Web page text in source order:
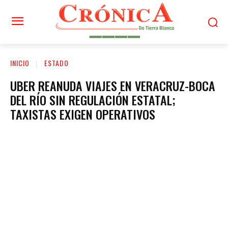
INICIO ESTADO
UBER REANUDA VIAJES EN VERACRUZ-BOCA
DEL RÍO SIN REGULACIÓN ESTATAL;
TAXISTAS EXIGEN OPERATIVOS